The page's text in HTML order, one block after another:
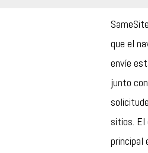
que el
envíe
junto
sitios. El
principal